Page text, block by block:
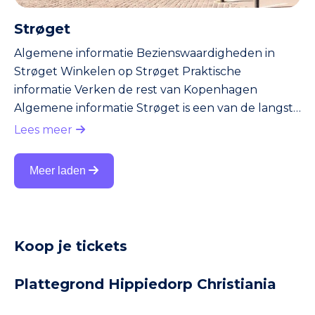
Strøget
Algemene informatie Bezienswaardigheden in
Strøget Winkelen op Strøget Praktische
informatie Verken de rest van Kopenhagen
Algemene informatie Strøget is een van de langste
voetgangersstraten van Europa en een van de
stad. Deze winkelstraat doorkruist het historische
centrum van Kopenhagen en biedt een breed
Lees meer
Meer laden
Koop je tickets
Plattegrond Hippiedorp Christiania